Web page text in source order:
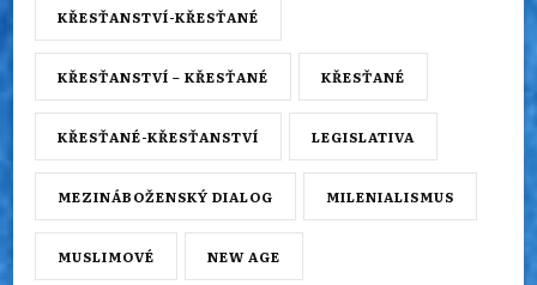
KŘESŤANSTVÍ-KŘESŤANÉ
KŘESŤANSTVÍ – KŘESŤANÉ KŘESŤANÉ
KŘESŤANÉ-KŘESŤANSTVÍ LEGISLATIVA
MEZINÁBOŽENSKÝ DIALOG MILENIALISMUS
MUSLIMOVÉ NEW AGE